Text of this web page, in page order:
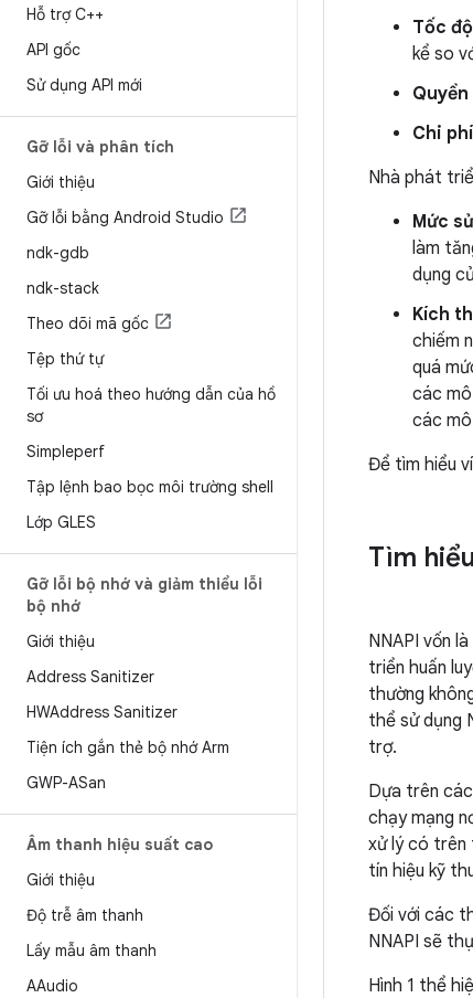
Hỗ trợ C++
API gốc
Sử dụng API mới
Gỡ lỗi và phân tích
Giới thiệu
Gỡ lỗi bằng Android Studio
ndk-gdb
ndk-stack
Theo dõi mã gốc
Tệp thứ tự
Tối ưu hoá theo hướng dẫn của hồ
sơ
Simpleperf
Tập lệnh bao bọc môi trường shell
Lớp GLES
Gỡ lỗi bộ nhớ và giảm thiểu lỗi
bộ nhớ
Giới thiệu
Address Sanitizer
HWAddress Sanitizer
Tiện ích gắn thẻ bộ nhớ Arm
GWP-ASan
Âm thanh hiệu suất cao
Giới thiệu
Độ trễ âm thanh
Lấy mẫu âm thanh
AAudio
Tốc độ
kể so
Chi phí
Nhà phát
Mức
làm
dụng
Kích
chiếm
quá
các
các
Để tìm hiểu
Tìm
NNAPI vốn
triển huấn
thường
thể sử dụng
trợ.
Dựa trên
chạy mạng
xử lý có trên
tín hiệu kỹ
Đối với các
NNAPI sẽ
Hình 1 thể